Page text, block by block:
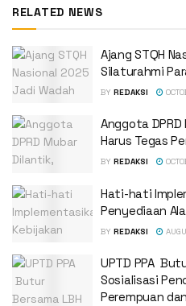
RELATED NEWS
Ajang STQH
Silaturahmi
BY REDAKSI
Anggota
Harus Tegas
BY REDAKSI
Hati-hati
Penyediaan
BY REDAKSI
UPTD PPA
Sosialisasi
Perempuan